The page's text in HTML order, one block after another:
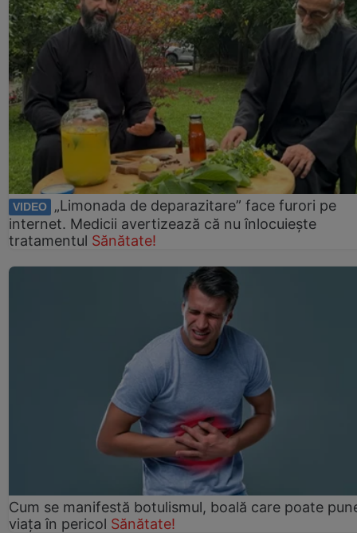
VIDEO
„Limonada de deparazitare” face furori pe
internet. Medicii avertizează că nu înlocuiește
tratamentul Sănătate!
Cum se manifestă botulismul, boală care poate
viaţa în pericol Sănătate!